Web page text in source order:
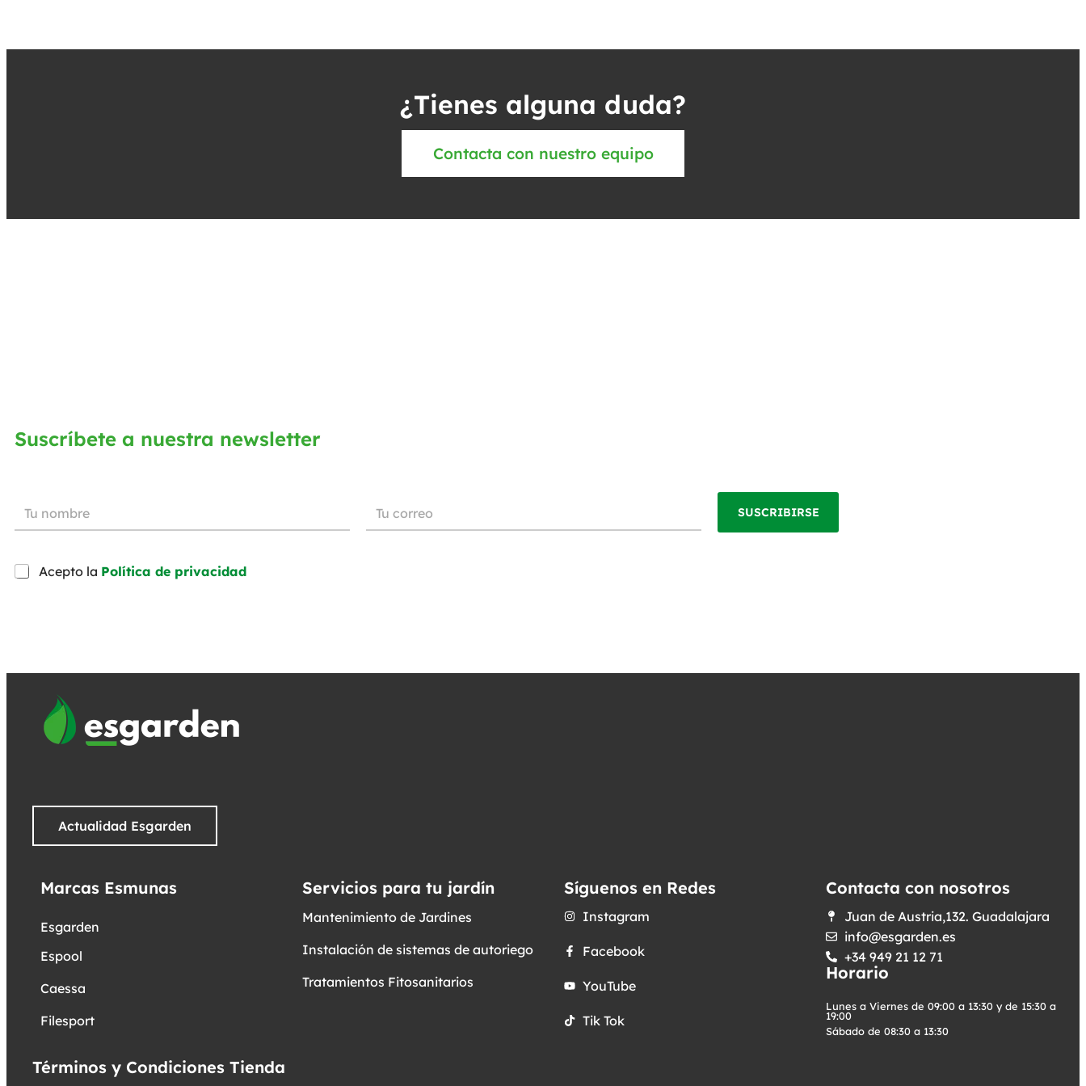
¿Tienes alguna duda?
Contacta con nuestro equipo
Suscríbete a nuestra newsletter
Acepto la Política de privacidad
SUSCRIBIRSE
Actualidad Esgarden
Marcas Esmunas
Esgarden
Espool
Caessa
Filesport
Servicios para tu jardín
Mantenimiento de Jardines
Instalación de sistemas de autoriego
Tratamientos Fitosanitarios
Síguenos en Redes
Instagram
Facebook
YouTube
Tik Tok
Contacta con nosotros
Juan de Austria,132. Guadalajara
info@esgarden.es
+34 949 21 12 71
Horario
Lunes a Viernes de 09:00 a 13:30 y de 15:30 a
19:00
Sábado de 08:30 a 13:30
Términos y Condiciones Tienda